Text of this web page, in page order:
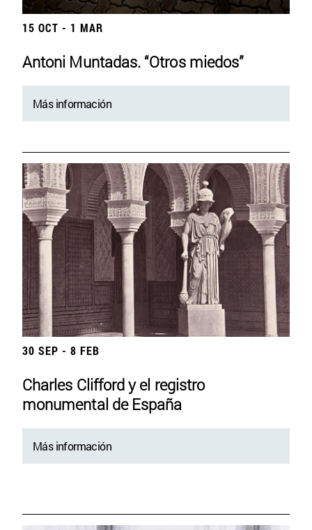
15 OCT - 1 MAR
Antoni Muntadas. “Otros miedos”
Más información
30 SEP - 8 FEB
Charles Clifford y el registro
monumental de España
Más información